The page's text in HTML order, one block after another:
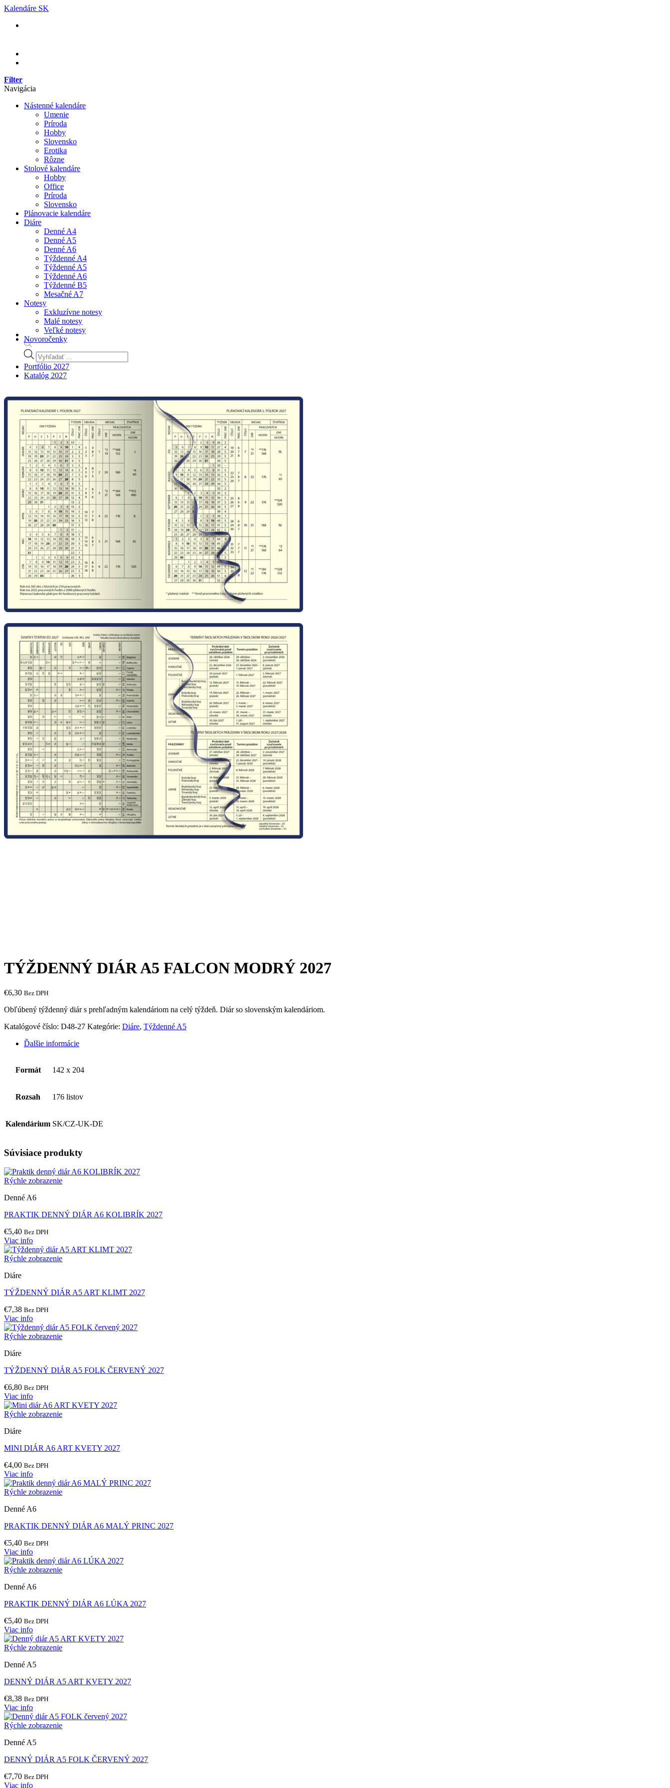
Skip
content
Kalendáre SK
Products
search
Portfólio 2027
Katalóg 2027
Filter
Navigácia
Nástenné kalendáre
Umenie
Príroda
Hobby
Slovensko
Erotika
Rôzne
Stolové kalendáre
Hobby
Office
Príroda
Slovensko
Plánovacie kalendáre
Diáre
Denné A4
Denné A5
Denné A6
Týždenné A4
Týždenné A5
Týždenné A6
Týždenné B5
Mesačné A7
Notesy
Exkluzívne notesy
Malé notesy
Veľké notesy
Novoročenky
TÝŽDENNÝ DIÁR A5 FALCON MODRÝ 2027
€6,30 Bez DPH
Obľúbený týždenný diár s prehľadným kalendáriom na celý týždeň. Diár so slovenským kalendáriom.
Katalógové číslo: D48-27 Kategórie: Diáre, Týždenné A5
Ďalšie informácie
Formát 142 x 204
Rozsah 176 listov
Kalendárium SK/CZ-UK-DE
Súvisiace produkty
Rýchle zobrazenie
Denné A6
PRAKTIK DENNÝ DIÁR A6 KOLIBRÍK 2027
€5,40 Bez DPH
Viac info
Rýchle zobrazenie
Diáre
TÝŽDENNÝ DIÁR A5 ART KLIMT 2027
€7,38 Bez DPH
Viac info
Rýchle zobrazenie
Diáre
TÝŽDENNÝ DIÁR A5 FOLK ČERVENÝ 2027
€6,80 Bez DPH
Viac info
Rýchle zobrazenie
Diáre
MINI DIÁR A6 ART KVETY 2027
€4,00 Bez DPH
Viac info
Rýchle zobrazenie
Denné A6
PRAKTIK DENNÝ DIÁR A6 MALÝ PRINC 2027
€5,40 Bez DPH
Viac info
Rýchle zobrazenie
Denné A6
PRAKTIK DENNÝ DIÁR A6 LÚKA 2027
€5,40 Bez DPH
Viac info
Rýchle zobrazenie
Denné A5
DENNÝ DIÁR A5 ART KVETY 2027
€8,38 Bez DPH
Viac info
Rýchle zobrazenie
Denné A5
DENNÝ DIÁR A5 FOLK ČERVENÝ 2027
€7,70 Bez DPH
Viac info